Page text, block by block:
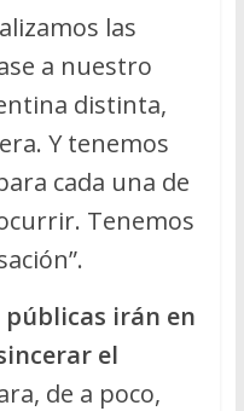
las
a nuestro
distinta,
Y tenemos
cada una de
Tenemos
irán en
el
de a poco,